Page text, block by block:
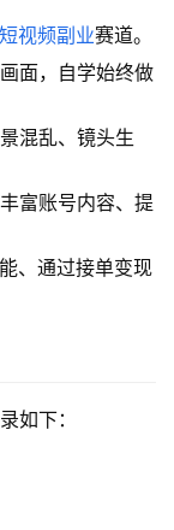
短视频副业赛道。
面，自学始终做
混乱、镜头生
富账号内容、提
、通过接单变现
如下：